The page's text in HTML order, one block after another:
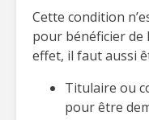
Cette condition
pour bénéficier de
effet, il faut aussi
Titulaire ou
pour être